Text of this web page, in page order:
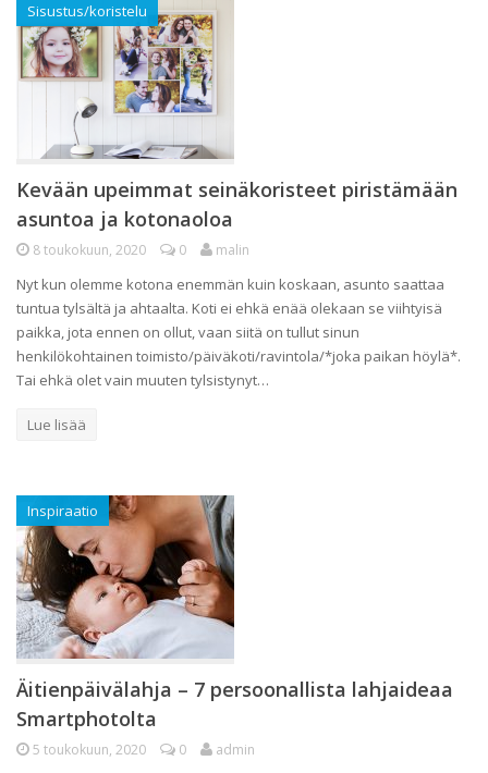
Sisustus/koristelu
Kevään upeimmat seinäkoristeet piristämään
asuntoa ja kotonaoloa
8 toukokuun, 2020 0 malin
Nyt kun olemme kotona enemmän kuin koskaan, asunto saattaa
tuntua tylsältä ja ahtaalta. Koti ei ehkä enää olekaan se viihtyisä
paikka, jota ennen on ollut, vaan siitä on tullut sinun
henkilökohtainen toimisto/päiväkoti/ravintola/*joka paikan höylä*.
Tai ehkä olet vain muuten tylsistynyt…
Lue lisää
Inspiraatio
Äitienpäivälahja – 7 persoonallista lahjaideaa
Smartphotolta
5 toukokuun, 2020 0 admin